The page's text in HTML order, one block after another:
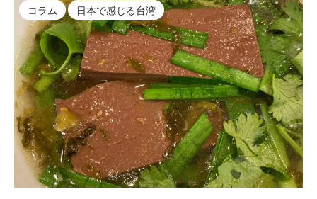
コラム 日本で感じる台湾